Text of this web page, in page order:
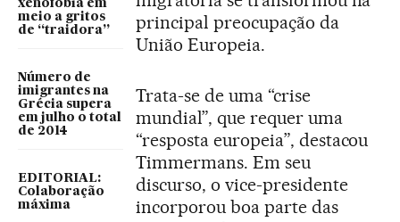
xenofobia em
meio a gritos
de “traidora”
Número de
imigrantes na
Grécia supera
em julho o total
de 2014
EDITORIAL:
Colaboração
máxima
principal preocupação da
União Europeia.
Trata-se de uma “crise
mundial”, que requer uma
“resposta europeia”, destacou
Timmermans. Em seu
discurso, o vice-presidente
incorporou boa parte das